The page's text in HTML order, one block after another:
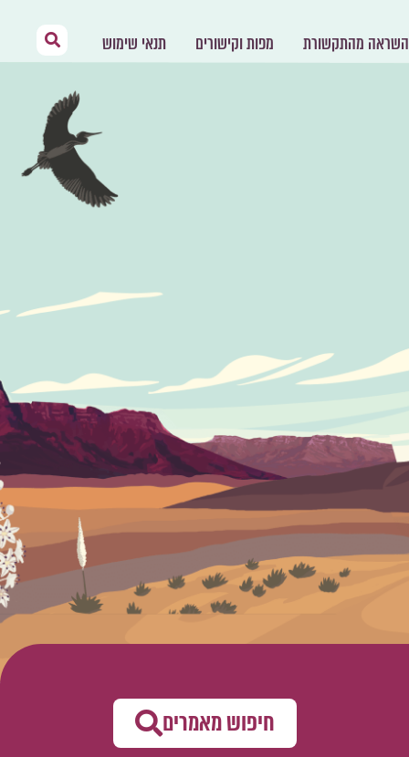
השראה מהתקשורת מפות וקישורים תנאי שימוש
חיפוש מאמרים